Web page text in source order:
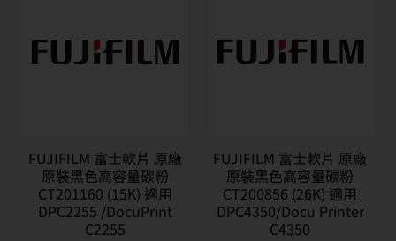
FUJIFILM 富士軟片 原廠
原裝黑色高容量碳粉
CT201160 (15K) 適用
DPC2255 /DocuPrint
C2255
FUJIFILM 富士軟片 原廠
原裝黑色高容量碳粉
CT200856 (26K) 適用
DPC4350/Docu Printer
C4350